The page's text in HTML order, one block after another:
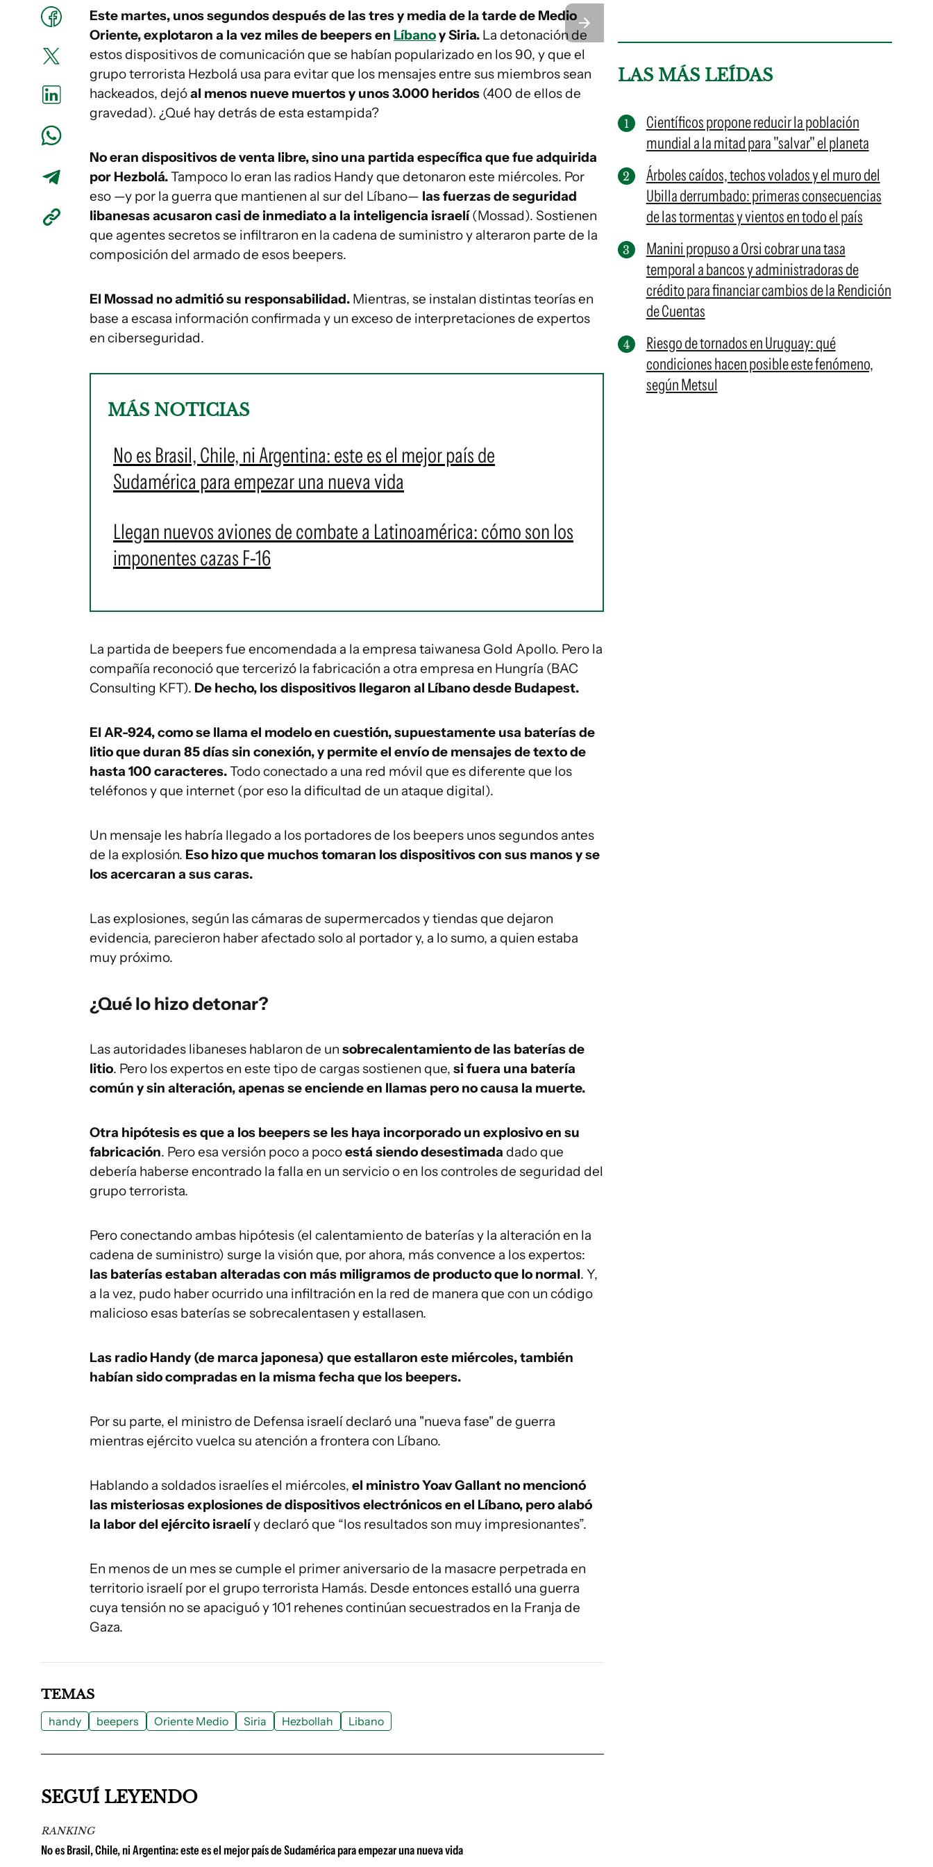
Este martes, unos segundos después de las tres y media de la tarde de Medio
Oriente, explotaron a la vez miles de beepers en Líbanoy Siria. La detonación de
estos dispositivos de comunicación que se habían popularizado en los 90, y que el
grupo terrorista Hezbolá usa para evitar que los mensajes entre sus miembros sean
hackeados, dejóal menos nueve muertos y unos 3.000 heridos (400 de ellos de
gravedad). ¿Qué hay detrás de esta estampida?
No eran dispositivos de venta libre, sino una partida específica que fue adquirida
por Hezbolá.Tampoco lo eran las radios Handy que detonaron este miércoles. Por
eso —y por la guerra que mantienen al sur del Líbano— las fuerzas de seguridad
libanesas acusaron casi de inmediato a la inteligencia israelí(Mossad). Sostienen
que agentes secretos se infiltraron en la cadena de suministro y alteraron parte de la
composición del armado de esos beepers.
El Mossad no admitió su responsabilidad. Mientras, se instalan distintas teorías en
base a escasa información confirmada y un exceso de interpretaciones de expertos
en ciberseguridad.
MÁS NOTICIAS
No es Brasil, Chile, ni Argentina: este es el mejor país de
Sudamérica para empezar una nueva vida
Llegan nuevos aviones de combate a Latinoamérica: cómo son los
imponentes cazas F-16
La partida de beepers fue encomendada a la empresa taiwanesa Gold Apollo. Pero la
compañía reconoció que tercerizó la fabricación a otra empresa en Hungría (BAC
Consulting KFT). De hecho, los dispositivos llegaron al Líbano desde Budapest.
El AR-924, como se llama el modelo en cuestión, supuestamente usa baterías de
litio que duran 85 días sin conexión, y permite el envío de mensajes de texto de
hasta 100 caracteres.Todo conectado a una red móvil que es diferente que los
teléfonos y que internet (por eso la dificultad de un ataque digital).
Un mensaje les habría llegado a los portadores de los beepers unos segundos antes
de la explosión. Eso hizo que muchos tomaran los dispositivos con sus manos y se
los acercaran a sus caras.
Las explosiones, según las cámaras de supermercados y tiendas que dejaron
evidencia, parecieron haber afectado solo al portador y, a lo sumo, a quien estaba
muy próximo.
¿Qué lo hizo detonar?
Las autoridades libaneses hablaron de un sobrecalentamiento de las baterías de
litio. Pero los expertos en este tipo de cargas sostienen que, si fuera una batería
común y sin alteración, apenas se enciende en llamas pero no causa la muerte.
Otra hipótesis es que a los beepers se les haya incorporado un explosivo en su
fabricación. Pero esa versión poco a pocoestá siendo desestimada dado que
debería haberse encontrado la falla en un servicio o en los controles de seguridad del
grupo terrorista.
Pero conectando ambas hipótesis (el calentamiento de baterías y la alteración en la
cadena de suministro) surge la visión que, por ahora, más convence a los expertos:
las baterías estaban alteradas con más miligramos de producto que lo normal. Y,
a la vez, pudo haber ocurrido una infiltración en la red de manera que con un código
malicioso esas baterías se sobrecalentasen y estallasen.
Las radio Handy (de marca japonesa) que estallaron este miércoles, también
habían sido compradas en la misma fecha que los beepers.
Por su parte, el ministro de Defensa israelí declaró una "nueva fase" de guerra
mientras ejército vuelca su atención a frontera con Líbano.
Hablando a soldados israelíes el miércoles, el ministro Yoav Gallant no mencionó
las misteriosas explosiones de dispositivos electrónicos en el Líbano, pero alabó
la labor del ejército israelíy declaró que “los resultados son muy impresionantes”.
En menos de un mes se cumple el primer aniversario de la masacre perpetrada en
territorio israelí por el grupo terrorista Hamás. Desde entonces estalló una guerra
cuya tensión no se apaciguó y 101 rehenes continúan secuestrados en la Franja de
Gaza.
LAS MÁS LEÍDAS
Científicos propone reducir la población
mundial a la mitad para "salvar" el planeta
Árboles caídos, techos volados y el muro del
Ubilla derrumbado: primeras consecuencias
de las tormentas y vientos en todo el país
Manini propuso a Orsi cobrar una tasa
temporal a bancos y administradoras de
crédito para financiar cambios de la Rendición
de Cuentas
Riesgo de tornados en Uruguay: qué
condiciones hacen posible este fenómeno,
según Metsul
TEMAS
handy beepers Oriente Medio Siria Hezbollah Libano
SEGUÍ LEYENDO
RANKING
No es Brasil, Chile, ni Argentina: este es el mejor país de Sudamérica para empezar una nueva vida